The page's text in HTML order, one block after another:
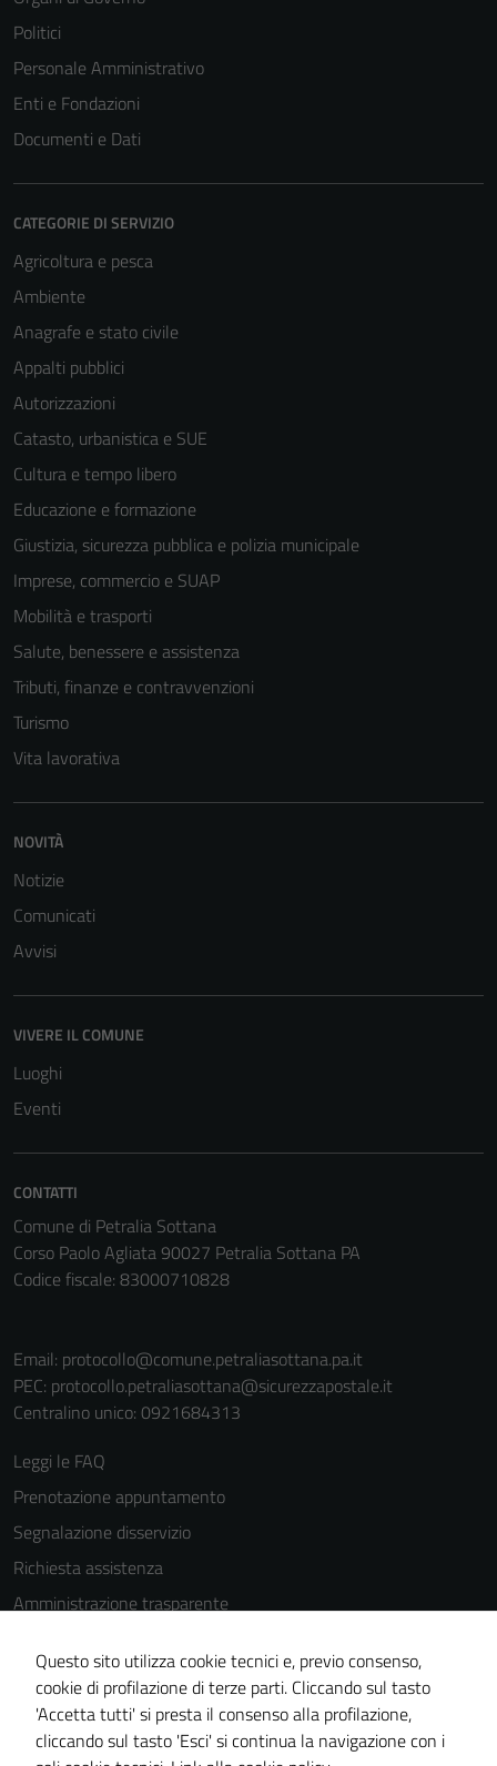
Politici
Personale Amministrativo
Enti e Fondazioni
Documenti e Dati
CATEGORIE DI SERVIZIO
Agricoltura e pesca
Ambiente
Anagrafe e stato civile
Appalti pubblici
Autorizzazioni
Catasto, urbanistica e SUE
Cultura e tempo libero
Educazione e formazione
Giustizia, sicurezza pubblica e polizia municipale
Imprese, commercio e SUAP
Mobilità e trasporti
Salute, benessere e assistenza
Tributi, finanze e contravvenzioni
Turismo
Vita lavorativa
NOVITÀ
Notizie
Comunicati
Avvisi
VIVERE IL COMUNE
Luoghi
Eventi
CONTATTI
Comune di Petralia Sottana
Corso Paolo Agliata 90027 Petralia Sottana PA
Codice fiscale: 83000710828
Email: protocollo@comune.petraliasottana.pa.it
PEC: protocollo.petraliasottana@sicurezzapostale.it
Centralino unico: 0921684313
Leggi le FAQ
Prenotazione appuntamento
Segnalazione disservizio
Richiesta assistenza
Amministrazione trasparente
Cookie Policy
Note legali
Dichiarazione di accessibilità
Questo sito utilizza cookie tecnici e, previo consenso,
cookie di profilazione di terze parti. Cliccando sul tasto
'Accetta tutti' si presta il consenso alla profilazione,
cliccando sul tasto 'Esci' si continua la navigazione con i
del sito e non
personali.